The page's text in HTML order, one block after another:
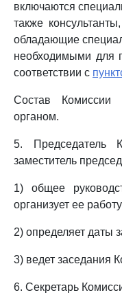
включаются
также
обладающие
необходимыми для
соответствии с
Состав Комиссии
органом.
5. Председатель
заместитель
1) общее
организует ее
2) определяет даты
3) ведет заседания
6. Секретарь